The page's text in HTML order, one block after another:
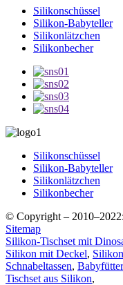
Silikonschüssel
Silikon-Babyteller
Silikonlätzchen
Silikonbecher
Silikonschüssel
Silikon-Babyteller
Silikonlätzchen
Silikonbecher
© Copyright –
Sitemap
Silikon-Tischset mit
Silikon mit Deckel,
Schnabeltassen,
Tischset aus Silikon,